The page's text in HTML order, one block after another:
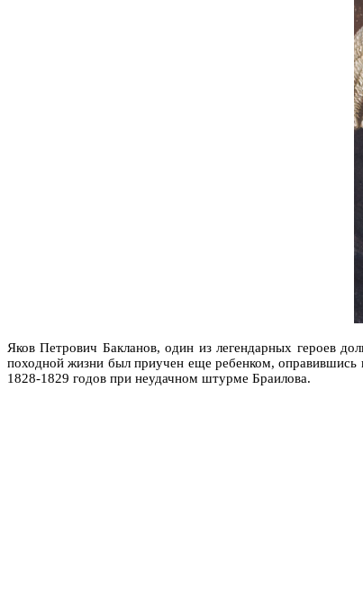
Яков Петрович Бакланов, один из легендарных героев
походной жизни был приучен еще ребенком, оправившись
1828-1829 годов при неудачном штурме Браилова.